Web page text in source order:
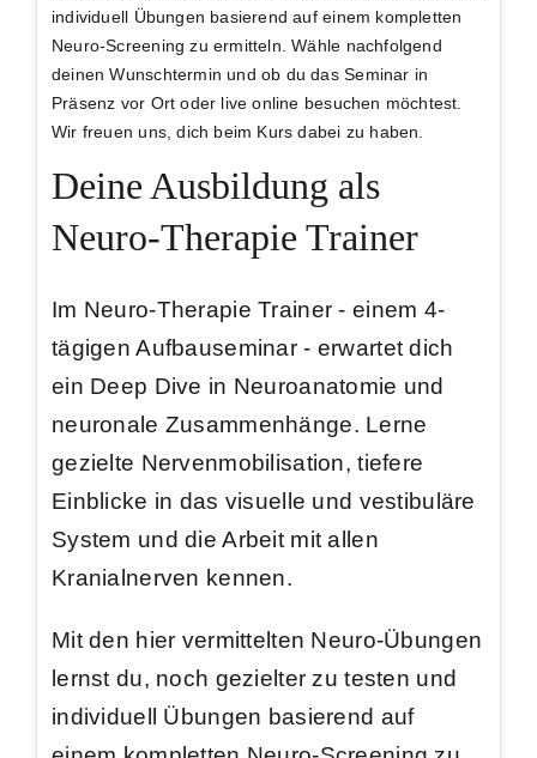
individuell Übungen basierend auf einem kompletten
Neuro-Screening zu ermitteln. Wähle nachfolgend
deinen Wunschtermin und ob du das Seminar in
Präsenz vor Ort oder live online besuchen möchtest.
Wir freuen uns, dich beim Kurs dabei zu haben.
Deine Ausbildung als
Neuro-Therapie Trainer
Im Neuro-Therapie Trainer - einem 4-
tägigen Aufbauseminar - erwartet dich
ein Deep Dive in Neuroanatomie und
neuronale Zusammenhänge. Lerne
gezielte Nervenmobilisation, tiefere
Einblicke in das visuelle und vestibuläre
System und die Arbeit mitallen
Kranialnerven kennen.
Mit den hier vermittelten Neuro-Übungen
lernst du, noch gezielter zu testen und
individuell Übungen basierend auf